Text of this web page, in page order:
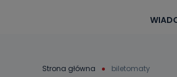
Strona główna biletomaty